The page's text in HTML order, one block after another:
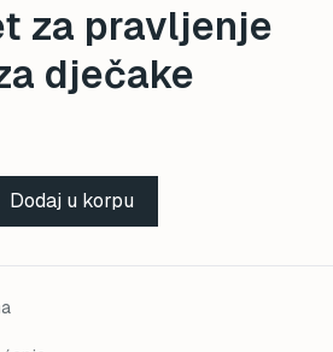
za pravljenje
dječake
Dodaj u korpu